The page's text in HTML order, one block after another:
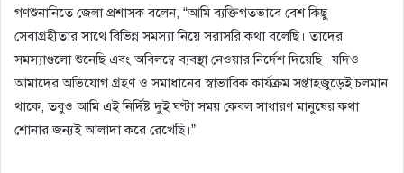
গণশুনানিতে জেলা প্রশাসক বলেন, “আমি ব্যক্তিগতভাবে বেশ কিছু
সেবাগ্রহীতার সাথে বিভিন্ন সমস্যা নিয়ে সরাসরি কথা বলেছি। তাদের
সমস্যাগুলো শুনেছি এবং অবিলম্বে ব্যবস্থা নেওয়ার নির্দেশ দিয়েছি। যদিও
আমাদের অভিযোগ গ্রহণ ও সমাধানের স্বাভাবিক কার্যক্রম সপ্তাহজুড়েই চলমান
থাকে, তবুও আমি এই নির্দিষ্ট দুই ঘণ্টা সময় কেবল সাধারণ মানুষের কথা
শোনার জন্যই আলাদা করে রেখেছি।”